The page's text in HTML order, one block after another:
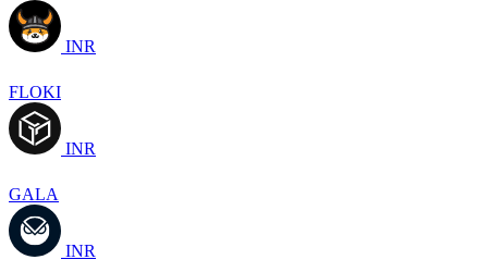
INR
FLOKI
INR
GALA
INR